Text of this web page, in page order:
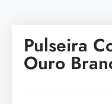
Pulseira
Ouro